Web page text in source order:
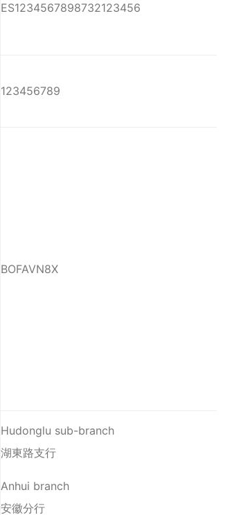
ES1234567898732123456
123456789
BOFAVN8X
Hudonglu sub-branch
湖東路支行
Anhui branch
安徽分行